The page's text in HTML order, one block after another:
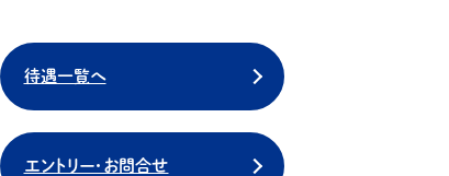
待遇一覧へ
エントリー・お問合せ